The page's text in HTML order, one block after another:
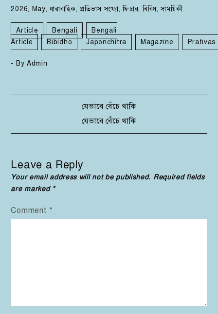
2026, May,ধারাবাহিক,প্রতিভাস সংখ্যা,ফিচার,বিবিধ,সাময়িকী
Article Bengali
Bengali
Article
Bibidho Japonchitra Magazine Prativas
- By Admin
navigation
যেভাবে বেঁচে থাকি
যেভাবে বেঁচে থাকি
Leave a Reply
Your email address will not be published. Required fields
are marked *
Comment *